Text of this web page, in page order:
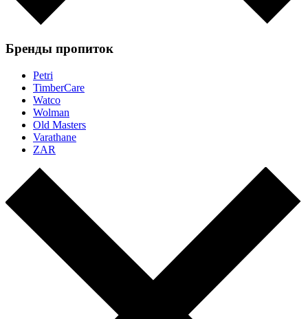
Бренды пропиток
Petri
TimberCare
Watco
Wolman
Old Masters
Varathane
ZAR